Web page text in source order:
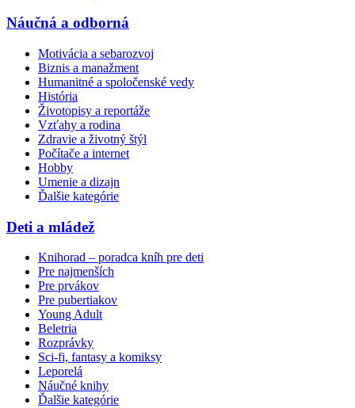
Náučná a odborná
Motivácia a sebarozvoj
Biznis a manažment
Humanitné a spoločenské vedy
História
Životopisy a reportáže
Vzťahy a rodina
Zdravie a životný štýl
Počítače a internet
Hobby
Umenie a dizajn
Ďalšie kategórie
Deti a mládež
Knihorad – poradca kníh pre deti
Pre najmenších
Pre prvákov
Pre pubertiakov
Young Adult
Beletria
Rozprávky
Sci-fi, fantasy a komiksy
Leporelá
Náučné knihy
Ďalšie kategórie